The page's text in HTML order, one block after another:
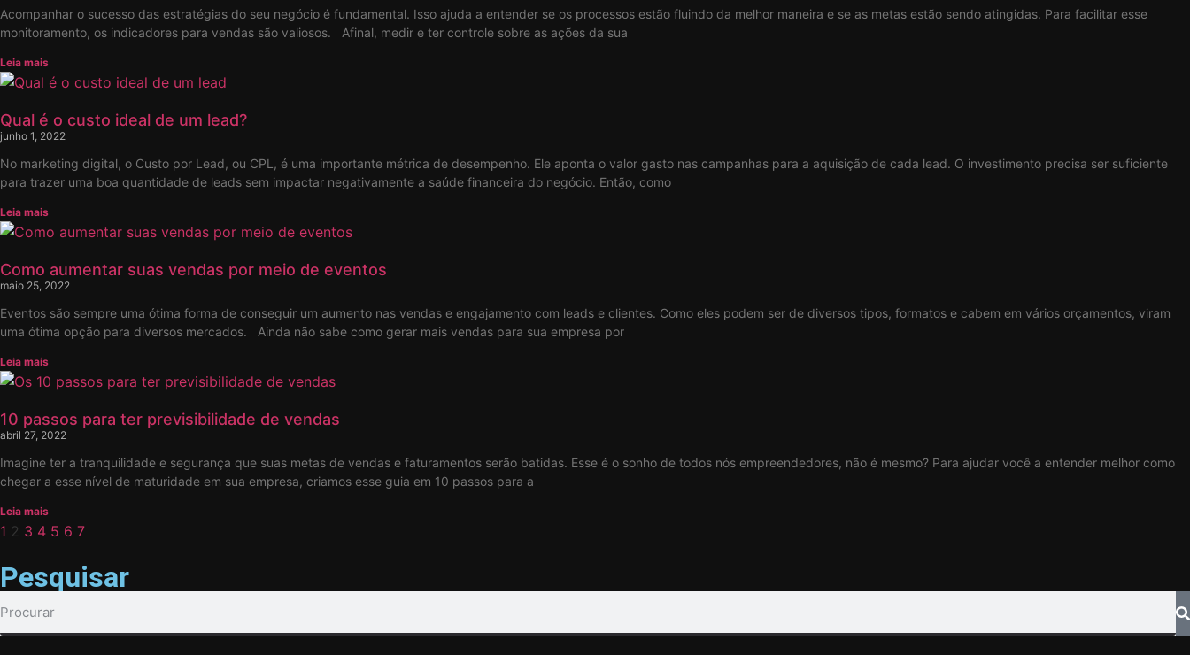
Acompanhar o sucesso das estratégias do seu negócio é fundamental. Isso ajuda a entender se os processos estão fluindo da melhor maneira e se as metas estão sendo atingidas. Para facilitar esse
monitoramento, os indicadores para vendas são valiosos. Afinal, medir e ter controle sobre as ações da sua
Leia mais
Qual é o custo ideal de um lead?
junho 1, 2022
No marketing digital, o Custo por Lead, ou CPL, é uma importante métrica de desempenho. Ele aponta o valor gasto nas campanhas para a aquisição de cada lead. O investimento precisa ser suficiente
para trazer uma boa quantidade de leads sem impactar negativamente a saúde financeira do negócio. Então, como
Leia mais
Como aumentar suas vendas por meio de eventos
maio 25, 2022
Eventos são sempre uma ótima forma de conseguir um aumento nas vendas e engajamento com leads e clientes. Como eles podem ser de diversos tipos, formatos e cabem em vários orçamentos, viram
uma ótima opção para diversos mercados. Ainda não sabe como gerar mais vendas para sua empresa por
Leia mais
10 passos para ter previsibilidade de vendas
abril 27, 2022
Imagine ter a tranquilidade e segurança que suas metas de vendas e faturamentos serão batidas. Esse é o sonho de todos nós empreendedores, não é mesmo? Para ajudar você a entender melhor como
chegar a esse nível de maturidade em sua empresa, criamos esse guia em 10 passos para a
Leia mais
1 2 3 4 5 6 7
Pesquisar